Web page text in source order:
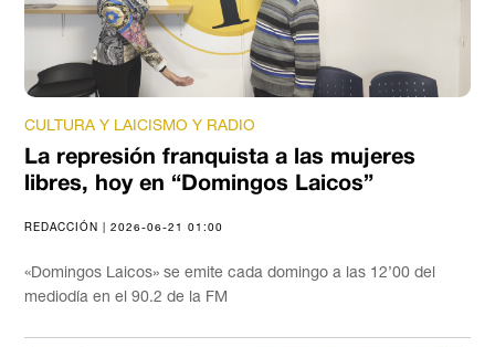
CULTURA Y LAICISMO Y RADIO
La represión franquista a las mujeres
libres, hoy en “Domingos Laicos”
REDACCIÓN | 2026-06-21 01:00
«Domingos Laicos» se emite cada domingo a las 12’00 del
mediodía en el 90.2 de la FM